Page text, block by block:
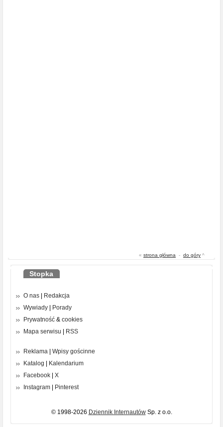
« strona główna - do góry ^
Stopka
O nas | Redakcja
Wywiady | Porady
Prywatność & cookies
Mapa serwisu | RSS
Reklama | Wpisy gościnne
Katalog | Kalendarium
Facebook | X
Instagram | Pinterest
© 1998-2026 Dziennik InternautówSp. z o.o.